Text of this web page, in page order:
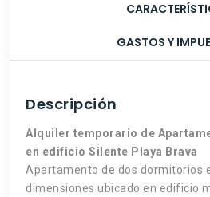
GASTOS Y
Descripción
Alquiler temporario de
en edificio Silente Playa Brava
Apartamento de dos dormitorios
dimensiones ubicado en edificio